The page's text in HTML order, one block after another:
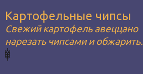
Картофельные чипсы
Свежий картофель авеццано
нарезать чипсами и обжарить.